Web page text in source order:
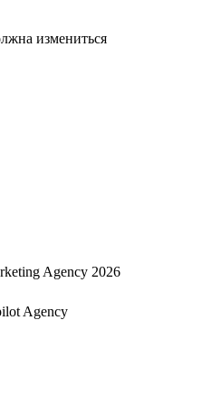
измениться
Agency 2026
Agency